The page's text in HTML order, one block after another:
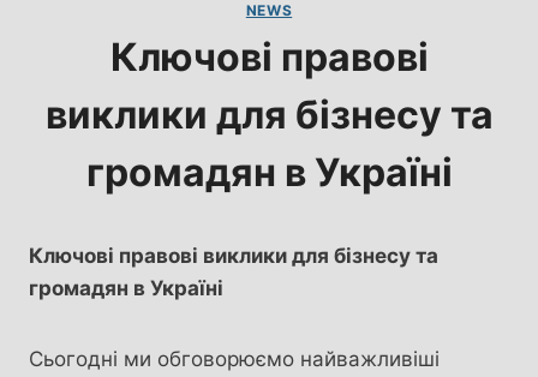
NEWS
Ключові правові
виклики для бізнесу та
громадян в Україні
Ключові правові виклики для бізнесу та
громадян в Україні
Сьогодні ми обговорюємо найважливіші